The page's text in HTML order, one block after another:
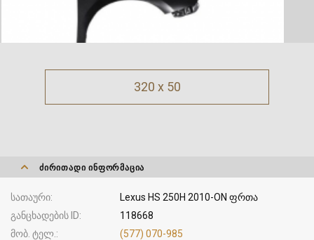
320 x 50
ᲫᲘᲠᲘᲗᲐᲓᲘ ᲘᲜᲤᲝᲠᲛᲐᲪᲘᲐ
სათაური
Lexus HS 250H 2010-ON ფრთა
განცხადების ID
118668
მობ. ტელ.
(577) 070-985